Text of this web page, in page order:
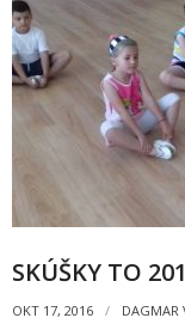
SKÚŠKY TO
OKT 17, 2016 DAGMAR